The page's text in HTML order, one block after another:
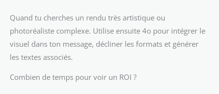
Quand tu cherches un rendu très artistique ou
photoréaliste complexe. Utilise ensuite 4o pour intégrer le
visuel dans ton message, décliner les formats et générer
les textes associés.
Combien de temps pour voir un ROI ?